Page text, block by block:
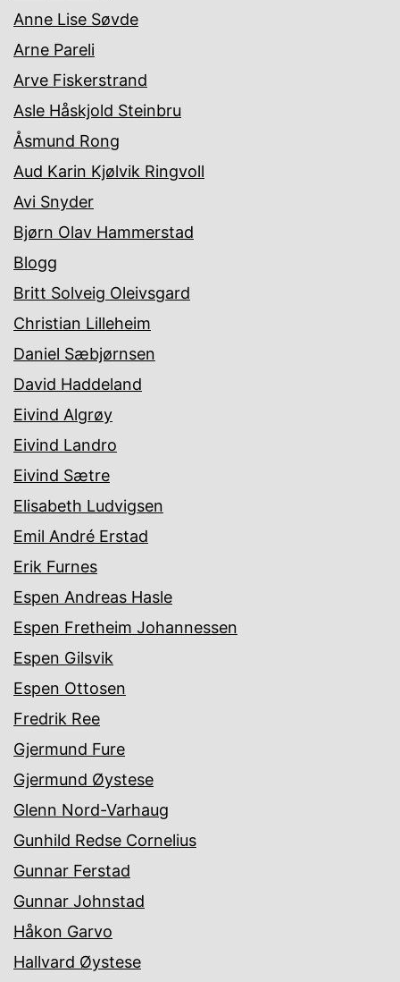
Anne Lise Søvde
Arne Pareli
Arve Fiskerstrand
Asle Håskjold Steinbru
Åsmund Rong
Aud Karin Kjølvik Ringvoll
Avi Snyder
Bjørn Olav Hammerstad
Blogg
Britt Solveig Oleivsgard
Christian Lilleheim
Daniel Sæbjørnsen
David Haddeland
Eivind Algrøy
Eivind Landro
Eivind Sætre
Elisabeth Ludvigsen
Emil André Erstad
Erik Furnes
Espen Andreas Hasle
Espen Fretheim Johannessen
Espen Gilsvik
Espen Ottosen
Fredrik Ree
Gjermund Fure
Gjermund Øystese
Glenn Nord-Varhaug
Gunhild Redse Cornelius
Gunnar Ferstad
Gunnar Johnstad
Håkon Garvo
Hallvard Øystese